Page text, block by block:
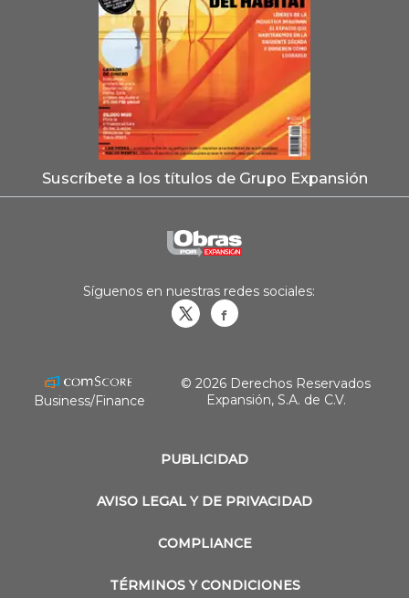
Suscríbete a los títulos de Grupo Expansión
PUBLICIDAD
AVISO LEGAL Y DE PRIVACIDAD
COMPLIANCE
TÉRMINOS Y CONDICIONES
Síguenos en nuestras redes sociales:
Business/Finance
© 2026 Derechos Reservados
Expansión, S.A. de C.V.